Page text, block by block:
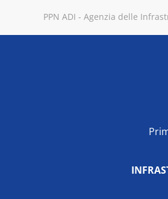
PPN ADI - Agenzia delle